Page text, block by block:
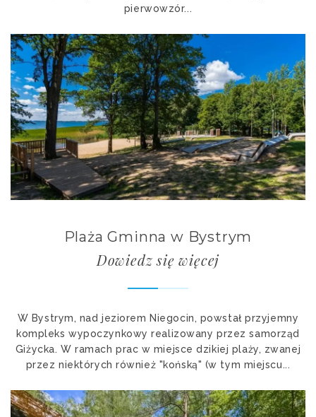
pierwowzór...
Plaża Gminna w Bystrym
Dowiedz się więcej
W Bystrym, nad jeziorem Niegocin, powstał przyjemny
kompleks wypoczynkowy realizowany przez samorząd
Giżycka. W ramach prac w miejsce dzikiej plaży, zwanej
przez niektórych również "końską" (w tym miejscu...